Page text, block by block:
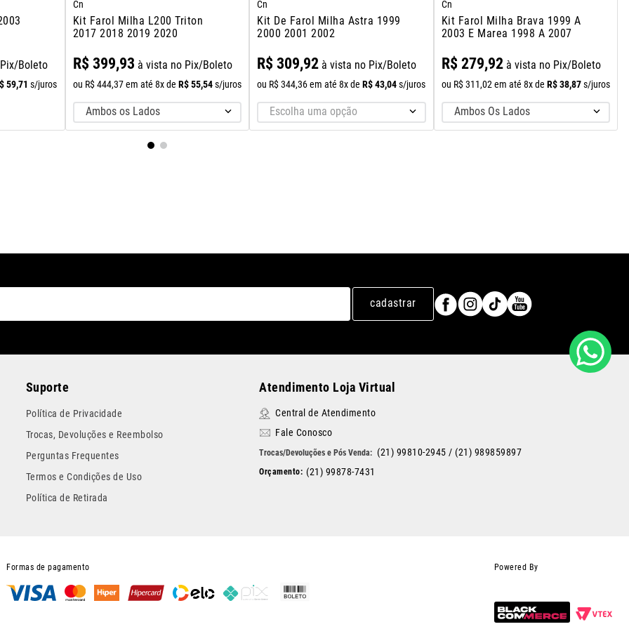
Boleto
59,71 s/juros
Cn
Kit Farol Milha L200 Triton
2017 2018 2019 2020
R$ 399,93 à vista no Pix/Boleto
ou R$ 444,37 em até 8x de R$ 55,54 s/juros
Ambos os Lados
Cn
Kit De Farol Milha Astra 1999
2000 2001 2002
R$ 309,92 à vista no Pix/Boleto
ou R$344,36em até 8x de R$43,04s/juros
Escolha uma opção
Cn
Kit Farol Milha Brava 1999 A
2003 E Marea 1998 A 2007
R$ 279,92à vista no Pix/Boleto
ou R$ 311,02 em até 8x de R$ 38,87 s/juros
Ambos Os Lados
cadastrar
Suporte
Política de Privacidade
Trocas, Devoluções e Reembolso
Perguntas Frequentes
Termos e Condições de Uso
Política de Retirada
Atendimento Loja Virtual
Central de Atendimento
Fale Conosco
(21) 99810-2945 / (21) 989859897
(21) 99878-7431
Formas de pagamento Powered By